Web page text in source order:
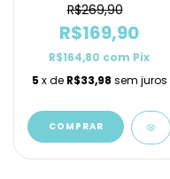
R$269,90
R$169,90
R$164,80 com Pix
5 x de R$33,98 sem juros
COMPRAR